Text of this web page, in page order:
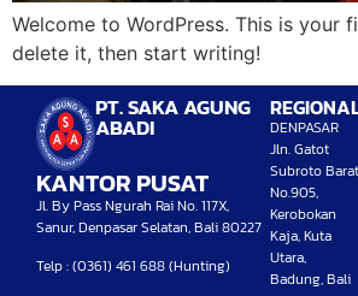
Welcome to WordPress. This is your
delete it, then start writing!
PT. SAKA AGUNG
ABADI
KANTOR PUSAT
Jl. By Pass Ngurah Rai No. 117X,
Sanur, Denpasar Selatan, Bali 80227
Telp : (0361) 461 688 (Hunting)
DENPASAR
Jln. Gatot
Subroto Barat
No.905,
Kerobokan
Kaja, Kuta
Utara,
Badung, Bali